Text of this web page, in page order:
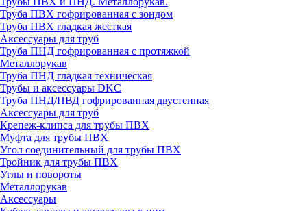
Труба ПВХ гофрированная с зондом
Труба ПВХ гладкая жесткая
Аксессуары для труб
Труба ПНД гофрированная с протяжкой
Металлорукав
Труба ПНД гладкая техническая
Трубы и аксессуары DKC
Труба ПНД/ПВД гофрированная двустенная
Аксессуары для труб
Крепеж-клипса для трубы ПВХ
Муфта для трубы ПВХ
Угол соединительный для трубы ПВХ
Тройник для трубы ПВХ
Углы и повороты
Металлорукав
Аксессуары